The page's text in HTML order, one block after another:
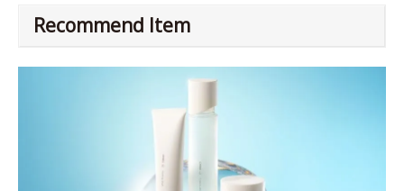
Recommend Item